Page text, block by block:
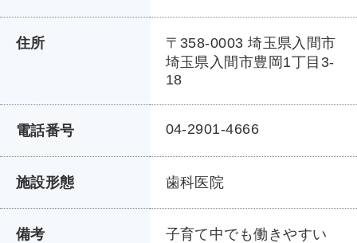
住所
〒358-0003 埼玉県入間市
埼玉県入間市豊岡1丁目3-
18
電話番号 04-2901-4666
施設形態 歯科医院
備考
子育て中でも働きやすい